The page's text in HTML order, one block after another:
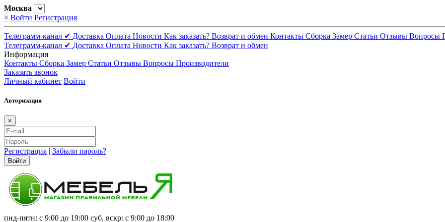
Москва
× Войти Регистрация
Телеграмм-канал ✔ Доставка Оплата Новости Как заказать? Возврат и обмен Контакты Сборка Замер Статьи Отзывы Вопросы
Телеграмм-канал ✔ Доставка Оплата Новости Как заказать? Возврат и обмен
Информация
Контакты Сборка Замер Статьи Отзывы Вопросы Производители
Заказать звонок
Личный кабинет Войти
Авторизация
×
Регистрация | Забыли пароль?
Войти
пнд-пятн: с 9:00 до 19:00 суб, вскр: с 9:00 до 18:00